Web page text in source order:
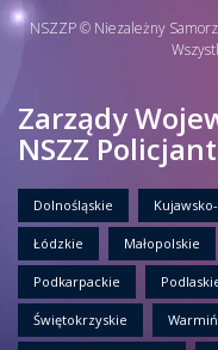
NSZZP © Niezależny
Zarządy
NSZZ
Dolnośląskie
Łódzkie Małopolskie
Podkarpackie
Świętokrzyskie